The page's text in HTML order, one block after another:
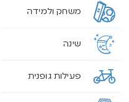
משחק ולמידה
שינה
פעילות גופנית